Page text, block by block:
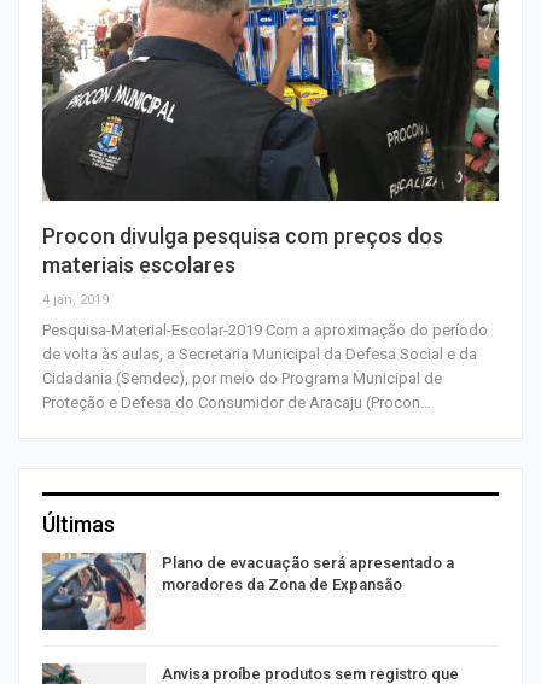
Procon divulga pesquisa com preços dos
materiais escolares
4 jan, 2019
Pesquisa-Material-Escolar-2019 Com a aproximação do período
de volta às aulas, a Secretaria Municipal da Defesa Social e da
Cidadania (Semdec), por meio do Programa Municipal de
Proteção e Defesa do Consumidor de Aracaju (Procon…
Últimas
Plano de evacuação será apresentado a
moradores da Zona de Expansão
Anvisa proíbe produtos sem registro que